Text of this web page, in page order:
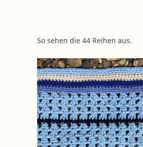
So sehen die 44 Reihen aus.